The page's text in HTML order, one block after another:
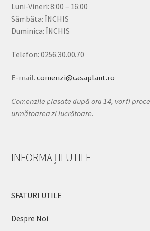
Luni-Vineri: 8:00 – 16:00
Sâmbăta: ÎNCHIS
Duminica: ÎNCHIS
Telefon: 0256.30.00.70
E-mail: comenzi@casaplant.ro
Comenzile plasate după ora 14, vor fi
următoarea zi lucrătoare.
INFORMAȚII UTILE
SFATURI UTILE
Despre Noi